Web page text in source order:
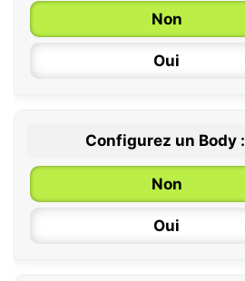
Non
Oui
Configurez un Body :
Non
Oui